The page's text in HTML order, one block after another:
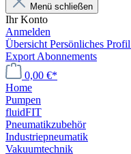
Menü schließen
Ihr Konto
Anmelden
Übersicht Persönliches Profil
Export Abonnements
0,00 €*
Home
Pumpen
fluidFIT
Pneumatikzubehör
Industriepneumatik
Vakuumtechnik